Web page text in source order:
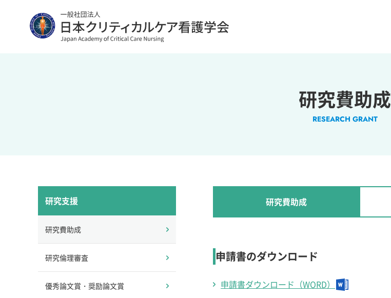
研究費助成
RESEARCH GRANT
研究支援
研究費助成
研究倫理審査
優秀論文賞・奨励論文賞
研究費助成
申請書のダウンロード
申請書ダウンロード（WORD）